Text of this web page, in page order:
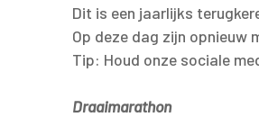
Dit is een jaarlijks
Op deze dag zijn opnieuw
Tip: Houd onze sociale
Draaimarathon